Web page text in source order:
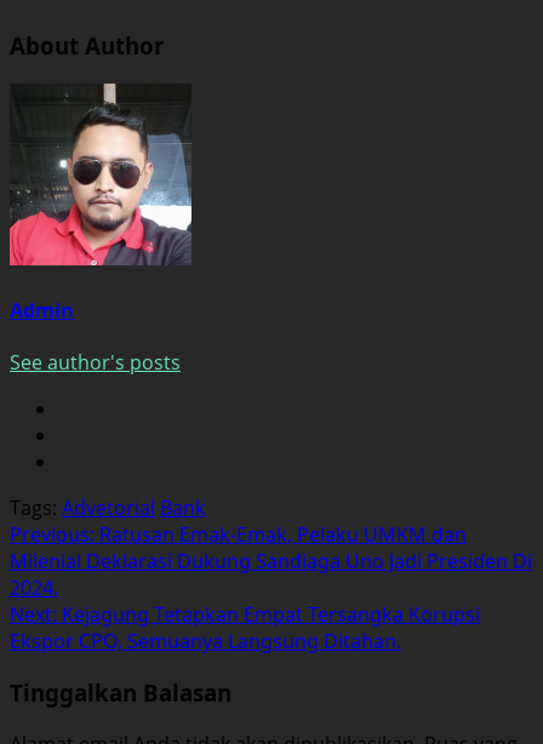
About Author
Admin
See author's posts
Tags: Advetorial Bank
Post
navigation
Previous: Ratusan Emak-Emak, Pelaku UMKM dan
Milenial Deklarasi Dukung Sandiaga Uno Jadi Presiden Di
2024.
Next: Kejagung Tetapkan Empat Tersangka Korupsi
Ekspor CPO, Semuanya Langsung Ditahan.
Tinggalkan Balasan